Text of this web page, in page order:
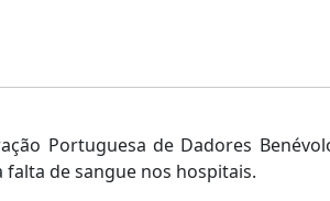
Portuguesa de Dadores
de sangue nos hospitais.